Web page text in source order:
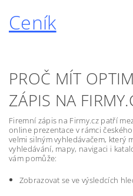
Ceník
PROČ MÍT
ZÁPIS NA
Firemní zápis na Firmy.cz patří
online prezentace v rámci
velmi silným vyhledávačem, který
vyhledávání, mapy, navigaci i
vám pomůže:
Zobrazovat se ve výsledcích